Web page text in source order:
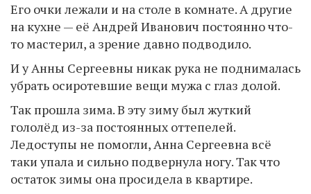
Его очки лежали и на столе в комнате. А другие
на кухне — её Андрей Иванович постоянно что-
то мастерил, а зрение давно подводило.
И у Анны Сергеевны никак рука не поднималась
убрать осиротевшие вещи мужа с глаз долой.
Так прошла зима. В эту зиму был жуткий
гололёд из-за постоянных оттепелей.
Ледоступы не помогли, Анна Сергеевна всё
таки упала и сильно подвернула ногу. Так что
остаток зимы она просидела в квартире.